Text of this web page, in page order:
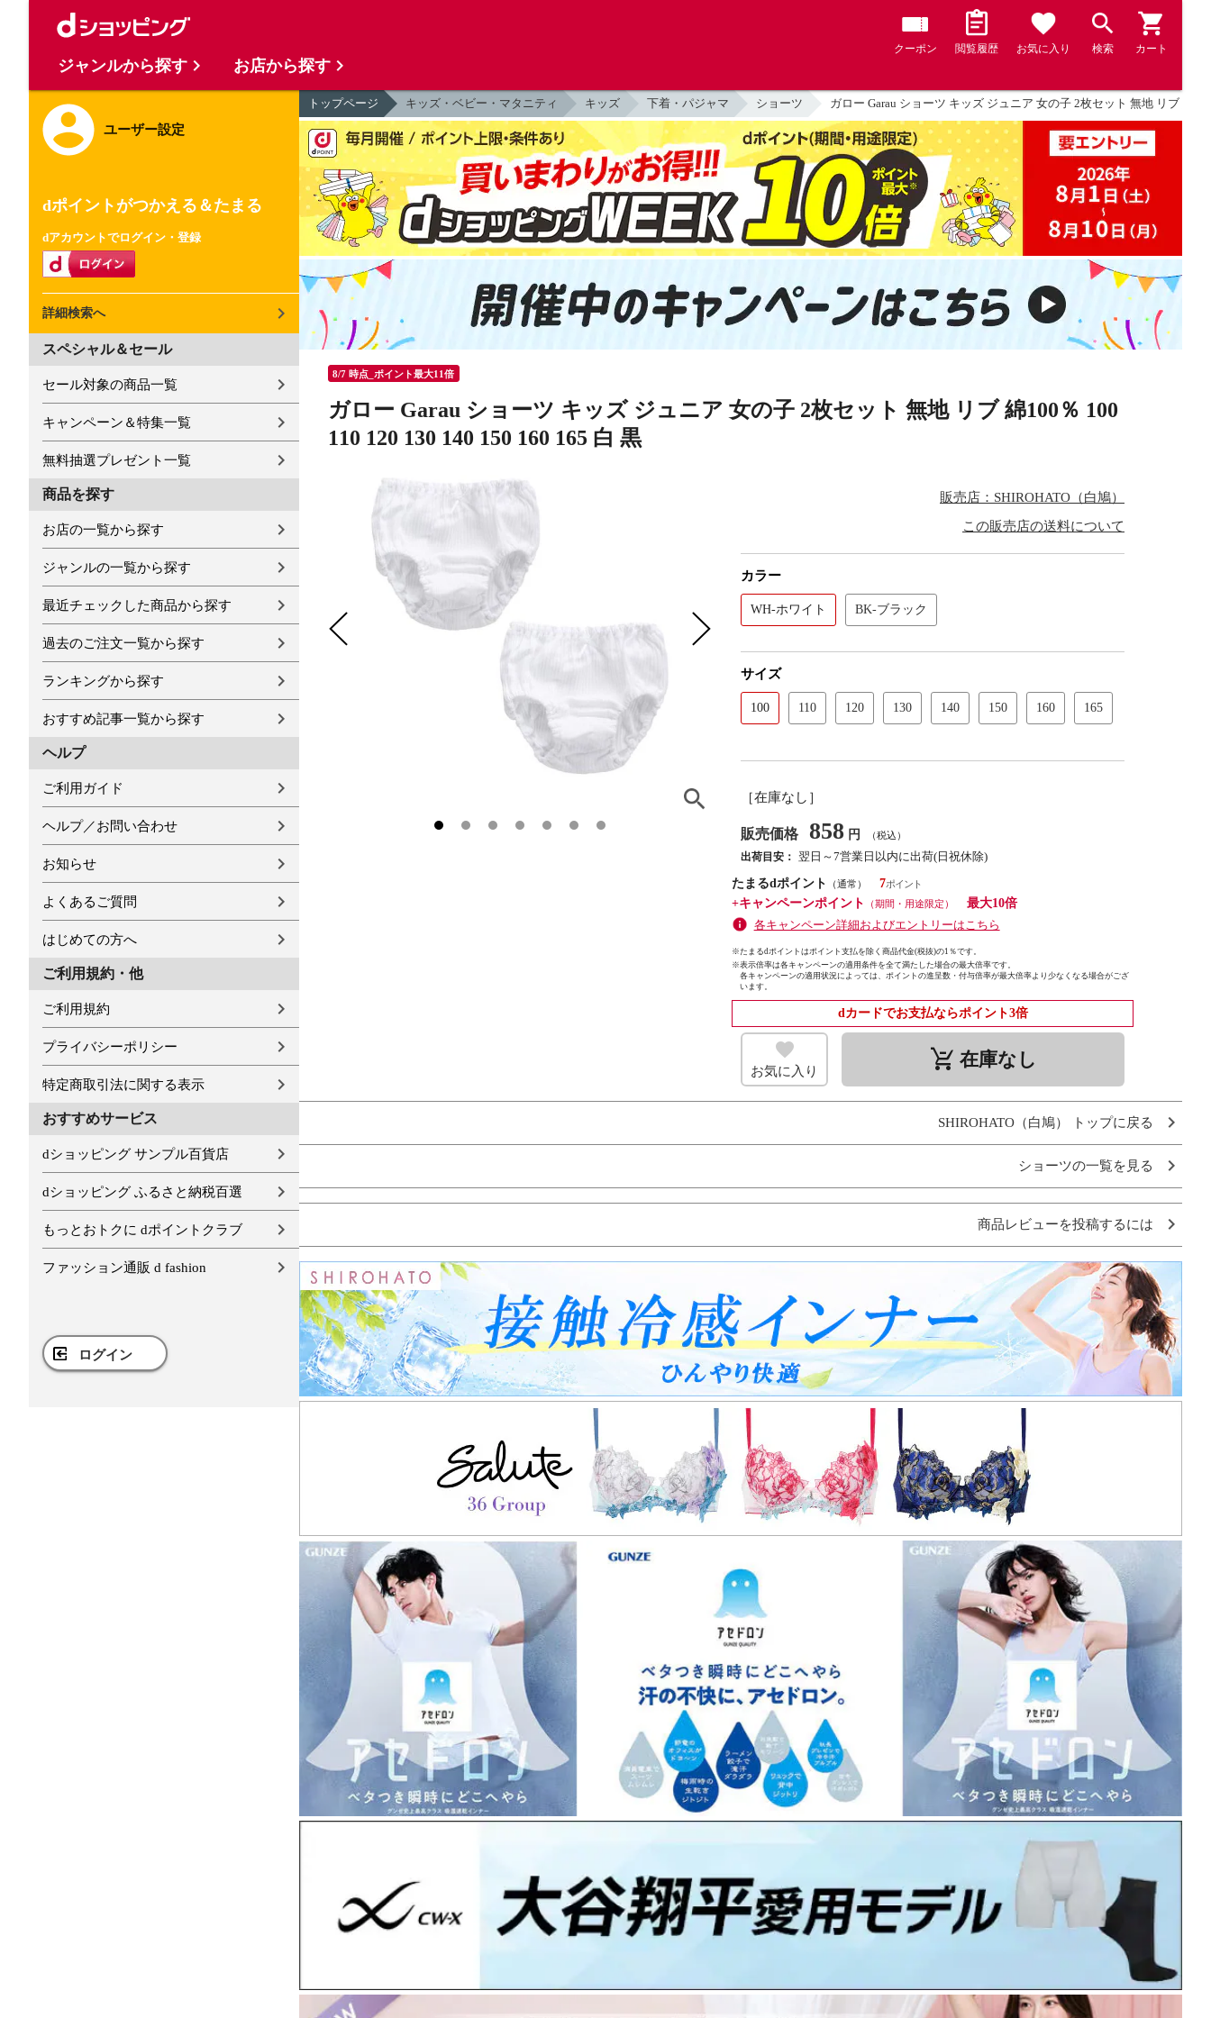
クーポン 閲覧履歴 お気に入り 検索 カート
ユーザー設定
dポイントがつかえる＆たまる
dアカウントでログイン・登録
詳細検索へ
スペシャル＆セール
セール対象の商品一覧
キャンペーン＆特集一覧
無料抽選プレゼント一覧
商品を探す
お店の一覧から探す
ジャンルの一覧から探す
最近チェックした商品から探す
過去のご注文一覧から探す
ランキングから探す
おすすめ記事一覧から探す
ヘルプ
ご利用ガイド
ヘルプ／お問い合わせ
お知らせ
よくあるご質問
はじめての方へ
ご利用規約・他
ご利用規約
プライバシーポリシー
特定商取引法に関する表示
おすすめサービス
dショッピング サンプル百貨店
dショッピング ふるさと納税百選
もっとおトクに dポイントクラブ
ファッション通販 d fashion
ログイン
トップページ キッズ・ベビー・マタニティ キッズ 下着・パジャマ ショーツ ガロー Garau ショーツ キッズ ジュニア 女の子 2枚セット 無地 リブ 綿
8/7 時点_ポイント最大11倍
ガロー Garau ショーツ キッズ ジュニア 女の子 2枚セット 無地 リブ 綿100％ 100
110 120 130 140 150 160 165 白 黒
販売店：SHIROHATO（白鳩）
この販売店の送料について
カラー
WH-ホワイト BK-ブラック
サイズ
100 110 120 130 140 150 160 165
［在庫なし］
販売価格 858 円 （税込）
出荷目安： 翌日～7営業日以内に出荷(日祝休除)
たまるdポイント
（通常）
7
+キャンペーンポイント
（期間・用途限定）
最大10倍
各キャンペーン詳細およびエントリーはこちら
※たまるdポイントはポイント支払を除く商品代金(税抜)の1％です。
※表示倍率は各キャンペーンの適用条件を全て満たした場合の最大倍率です。
各キャンペーンの適用状況によっては、ポイントの進呈数・付与倍率が最大倍率より少なくなる場合がござ
います。
dカードでお支払ならポイント3倍
お気に入り remove_shopping_cart 在庫なし
SHIROHATO（白鳩） トップに戻る
ショーツの一覧を見る
商品レビューを投稿するには
ジャンルから探す お店から探す